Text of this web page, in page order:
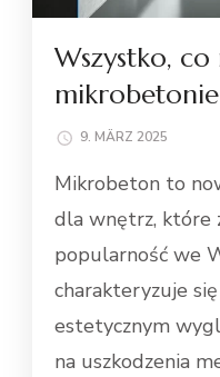
Wszystko, co
9. MÄRZ 2025
Mikrobeton to
dla wnętrz, które
popularność we
charakteryzuje
estetycznym
na uszkodzenia